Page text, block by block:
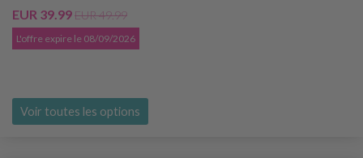
EUR 39.99EUR 49.99
L'offre expire le 08/09/2026
Voir toutes les options